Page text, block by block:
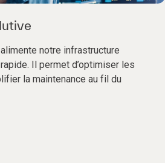
notre infrastructure
Il permet d’optimiser les
la maintenance au fil du